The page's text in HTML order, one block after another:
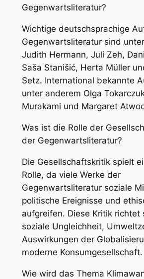
Gegenwartsliteratur?
Wichtige deutschsprachige
Gegenwartsliteratur sind
Judith Hermann, Juli Zeh,
Saša Stanišić, Herta Müller
Setz. International bekannte
unter anderem Olga
Murakami und Margaret
Was ist die Rolle der
der Gegenwartsliteratur?
Die Gesellschaftskritik spielt
Rolle, da viele Werke der
Gegenwartsliteratur soziale
politische Ereignisse und
aufgreifen. Diese Kritik richtet
soziale Ungleichheit,
Auswirkungen der
moderne Konsumgesellschaft.
Wie wird das Thema